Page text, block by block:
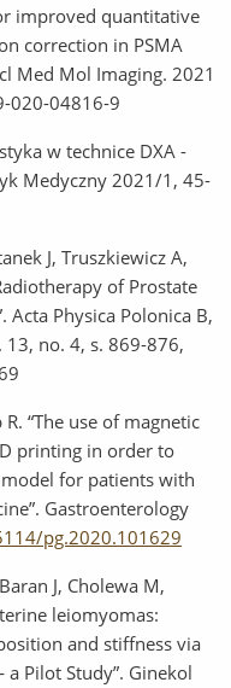
improved quantitative
correction in PSMA
Med Mol Imaging. 2021
020-04816-9
w technice DXA -
Medyczny 2021/1, 45-
J, Truszkiewicz A,
of Prostate
Acta Physica Polonica B,
no. 4, s. 869-876,
“The use of magnetic
printing in order to
for patients with
Gastroenterology
pg.2020.101629
J, Cholewa M,
leiomyomas:
and stiffness via
Pilot Study”. Ginekol